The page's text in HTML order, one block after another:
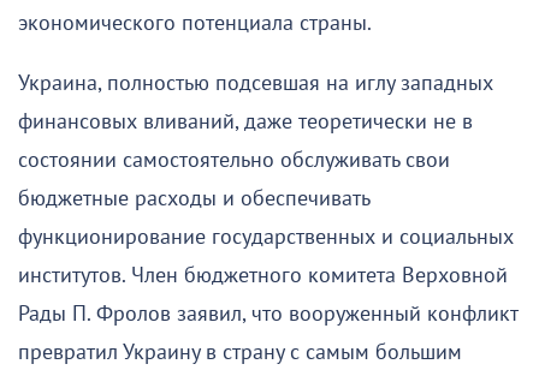
экономического потенциала страны.
Украина, полностью подсевшая на иглу западных
финансовых вливаний, даже теоретически не в
состоянии самостоятельно обслуживать свои
бюджетные расходы и обеспечивать
функционирование государственных и социальных
институтов. Член бюджетного комитета Верховной
Рады П. Фролов заявил, что вооруженный конфликт
превратил Украину в страну с самым большим